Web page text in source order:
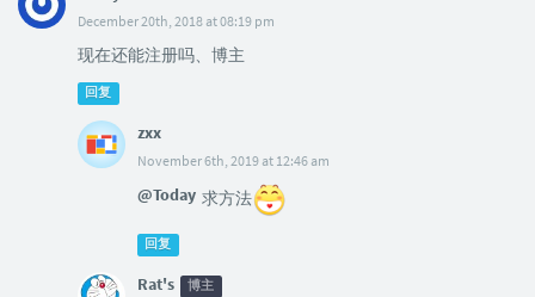
December 20th, 2018 at 08:19 pm
现在还能注册吗、博主
回复
zxx
November 6th, 2019 at 12:46 am
@Today 求方法
回复
Rat's 博主